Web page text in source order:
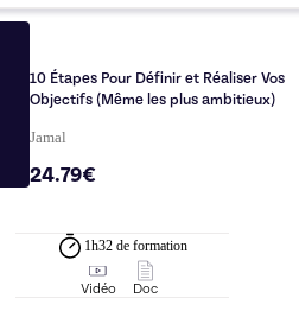
10 Étapes Pour Définir et Réaliser Vos
Objectifs (Même les plus ambitieux)
Jamal
24.79€
1h32 de formation
Vidéo Doc